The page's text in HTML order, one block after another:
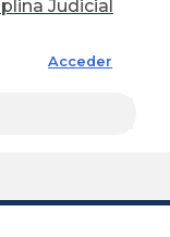
Acceder